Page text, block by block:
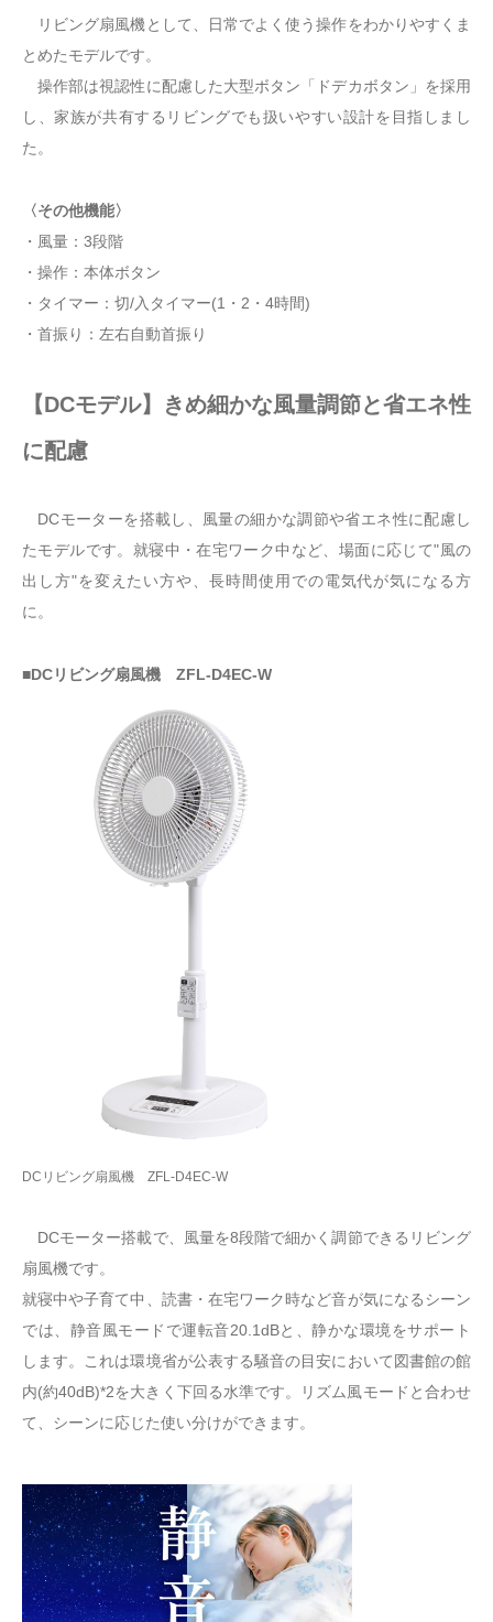
リビング扇風機として、日常でよく使う操作をわかりやすくま
とめたモデルです。
操作部は視認性に配慮した大型ボタン「ドデカボタン」を採用
し、家族が共有するリビングでも扱いやすい設計を目指しまし
た。
〈その他機能〉
・風量：3段階
・操作：本体ボタン
・タイマー：切/入タイマー(1・2・4時間)
・首振り：左右自動首振り
【DCモデル】きめ細かな風量調節と省エネ性
に配慮
DCモーターを搭載し、風量の細かな調節や省エネ性に配慮し
たモデルです。就寝中・在宅ワーク中など、場面に応じて"風の
出し方"を変えたい方や、長時間使用での電気代が気になる方
に。
■DCリビング扇風機 ZFL-D4EC-W
DCリビング扇風機 ZFL-D4EC-W
DCモーター搭載で、風量を8段階で細かく調節できるリビング
扇風機です。
就寝中や子育て中、読書・在宅ワーク時など音が気になるシーン
では、静音風モードで運転音20.1dBと、静かな環境をサポート
します。これは環境省が公表する騒音の目安において図書館の館
内(約40dB)*2を大きく下回る水準です。リズム風モードと合わせ
て、シーンに応じた使い分けができます。